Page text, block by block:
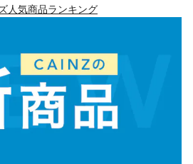
人気商品ランキング